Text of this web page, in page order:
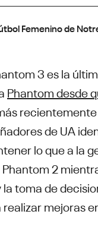
Femenino de
3 es la
Phantom desde
de UA
lo que a la
2
la toma de
mejoras